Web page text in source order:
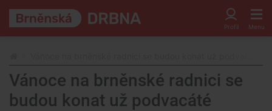
Vánoce na brněnské radnici se
budou konat už podvacáté